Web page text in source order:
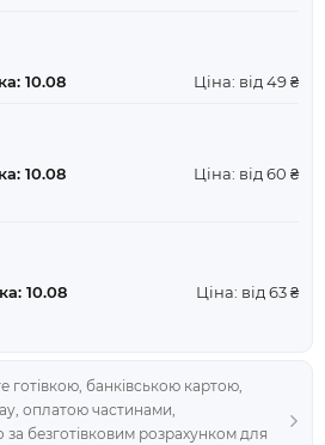
готівкою, банківською картою,
оплатою частинами,
безготівковим розрахунком для
10.08
Ціна: від 49 ₴
10.08
Ціна: від 60 ₴
10.08
Ціна: від 63 ₴